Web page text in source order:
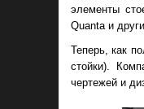
элементы
Quanta и
Теперь, как
стойки).
чертежей и